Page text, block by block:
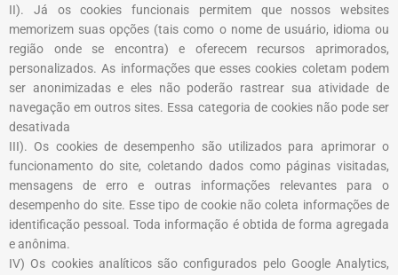
II). Já os cookies funcionais permitem que nossos websites
memorizem suas opções (tais como o nome de usuário, idioma ou
região onde se encontra) e oferecem recursos aprimorados,
personalizados. As informações que esses cookies coletam podem
ser anonimizadas e eles não poderão rastrear sua atividade de
navegação em outros sites. Essa categoria de cookies não pode ser
desativada
III). Os cookies de desempenho são utilizados para aprimorar o
funcionamento do site, coletando dados como páginas visitadas,
mensagens de erro e outras informações relevantes para o
desempenho do site. Esse tipo de cookie não coleta informações de
identificação pessoal. Toda informação é obtida de forma agregada
e anônima.
IV) Os cookies analíticos são configurados pelo Google Analytics,